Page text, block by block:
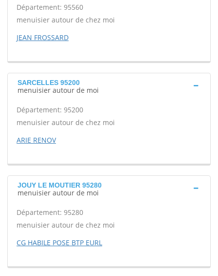
Département: 95560
menuisier autour de chez moi
JEAN FROSSARD
SARCELLES 95200
menuisier autour de moi
Département: 95200
menuisier autour de chez moi
ARIE RENOV
JOUY LE MOUTIER 95280
menuisier autour de moi
Département: 95280
menuisier autour de chez moi
CG HABILE POSE BTP EURL